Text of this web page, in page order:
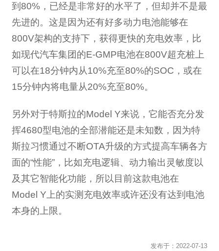
到80%，已经是非常好的水平了，但却并不是最
先进的。这是因为还有好多动力电池能够在
800V架构的支持下，获得更快的充电效率，比
如现代汽车集团的E-GMP电池在800V超充桩上
可以在18分钟内从10%充至80%的SOC，或在
15分钟内将电量从20%充至80%。
另外对于特斯拉的Model Y来说，它能否充分发
挥4680型电池的全部潜能还是未知数，因为特
斯拉习惯通过不断OTA升级的方式提高车辆各方
面的“性能”，比如充电逻辑、动力输出灵敏度以
及其它智能化功能，所以目前这款电池在
Model Y上的实测充电效率或许还没有达到电池
本身的上限。
发布于：2022-07-13